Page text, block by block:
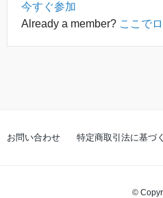
今すぐ参加
Already a member? ここで
お問い合わせ 特定商取引法に基づ
©